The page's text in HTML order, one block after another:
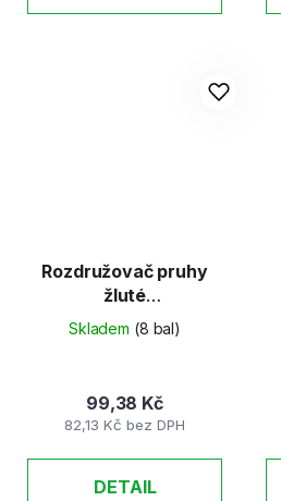
Rozdružovač pruhy
žluté
100ks/240x105mm
Skladem (8 bal)
82,13 Kč bez DPH
99,38 Kč
DETAIL